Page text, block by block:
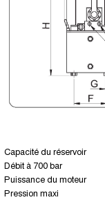
Capacité du réservoir
Débit à 700 bar
Puissance du moteur
Pression maxi